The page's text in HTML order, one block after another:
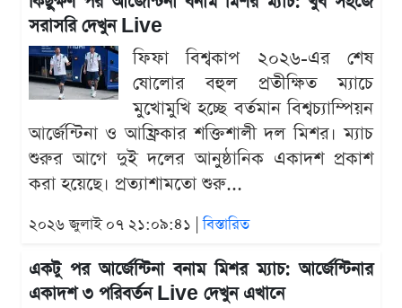
সরাসরি দেখুন Live
ফিফা বিশ্বকাপ ২০২৬-এর শেষ
ষোলোর বহুল প্রতীক্ষিত ম্যাচে
মুখোমুখি হচ্ছে বর্তমান বিশ্বচ্যাম্পিয়ন
আর্জেন্টিনা ও আফ্রিকার শক্তিশালী দল মিশর। ম্যাচ
শুরুর আগে দুই দলের আনুষ্ঠানিক একাদশ প্রকাশ
করা হয়েছে। প্রত্যাশামতো শুরু...
২০২৬ জুলাই ০৭ ২১:০৯:৪১ |বিস্তারিত
একটু পর আর্জেন্টিনা বনাম মিশর ম্যাচ: আর্জেন্টিনার
একাদশ ৩ পরিবর্তন Live দেখুন এখানে